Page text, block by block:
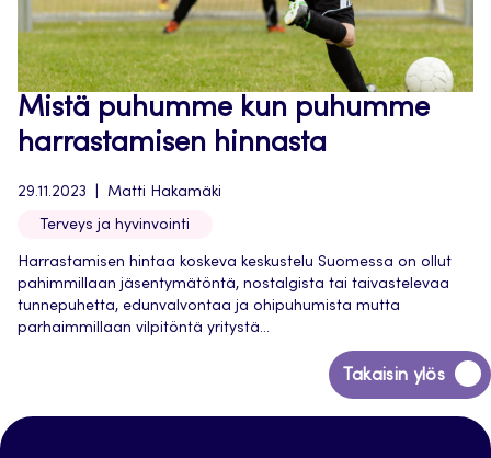
Mistä puhumme kun puhumme
harrastamisen hinnasta
29.11.2023 Matti Hakamäki
Terveys ja hyvinvointi
Harrastamisen hintaa koskeva keskustelu Suomessa on ollut
pahimmillaan jäsentymätöntä, nostalgista tai taivastelevaa
tunnepuhetta, edunvalvontaa ja ohipuhumista mutta
parhaimmillaan vilpitöntä yritystä...
Takaisin ylös
Siirry
takaisin